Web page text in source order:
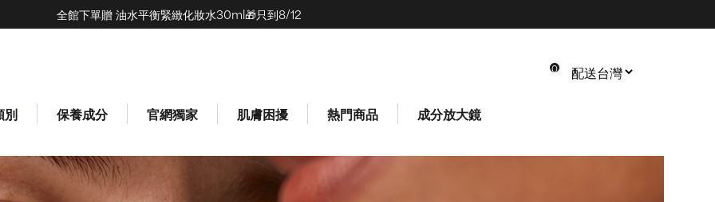
全館下單贈 油水平衡緊緻化妝水30ml🎁只到8/12
0
共 0 件商品
別 保養成分 官網獨家 肌膚困擾 熱門商品 成分放大鏡